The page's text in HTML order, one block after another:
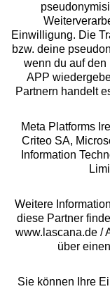
Über uns
Rechtliches
Alle Preise inkl. MwSt.,
** Bonität vorausgesetzt,
Einwilligung. Die
bzw. deine
wenn du auf den
APP
Partnern handelt
Meta Platforms
Criteo SA,
Information
Weitere
diese Partner
www.lascana.de /
über
Sie können Ihre